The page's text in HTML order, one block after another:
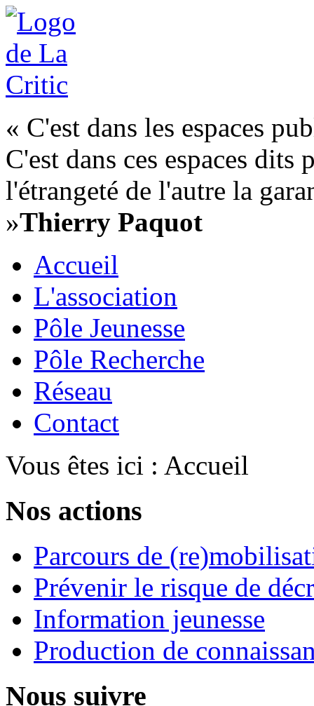
« C'est dans les espaces
C'est dans ces espaces
l'étrangeté de l'autre la
»Thierry Paquot
Accueil
L'association
Pôle Jeunesse
Pôle Recherche
Réseau
Contact
Vous êtes ici : Accueil
Nos actions
Parcours de
Prévenir le risque de
Information jeunesse
Production de
Nous suivre